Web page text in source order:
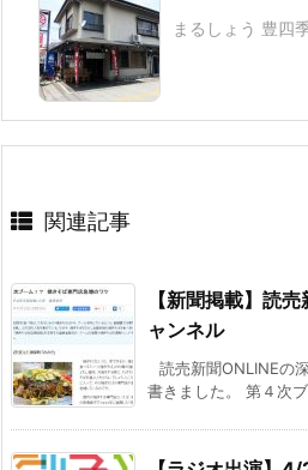
まるしょう 豊四
関連記事
【新聞掲載】読
ャンネル
読売新聞ONLINEの
書きました。 第４次